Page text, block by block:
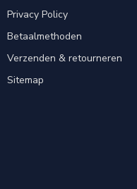
Privacy Policy
Betaalmethoden
Verzenden & retourneren
Sitemap